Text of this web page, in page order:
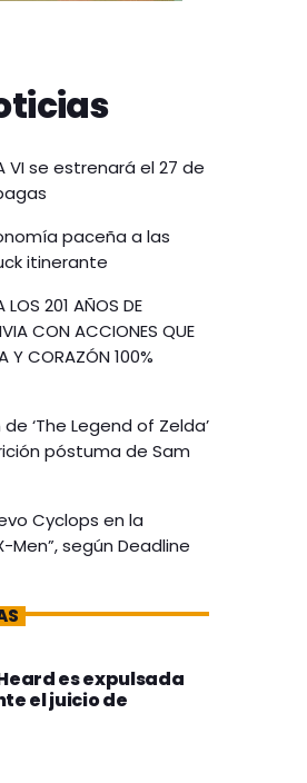
VI se estrenará el 27 de
paceña a las
itinerante
LOS 201 AÑOS DE
CON ACCIONES QUE
Y CORAZÓN 100%
‘The Legend of Zelda’
póstuma de Sam
Cyclops en la
Men”, según Deadline
es expulsada
el juicio de